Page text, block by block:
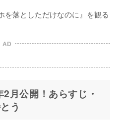
を落としただけなのに』を観る
AD
2月公開！あらすじ・
う